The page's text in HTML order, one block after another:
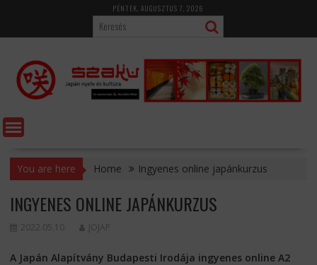
content
PÉNTEK, AUGUSZTUS 7, 2026
You are here Home Ingyenes online japánkurzus
INGYENES ONLINE JAPÁNKURZUS
2022.05.10. JOJAP
A Japán Alapítvány Budapesti Irodája ingyenes online A2